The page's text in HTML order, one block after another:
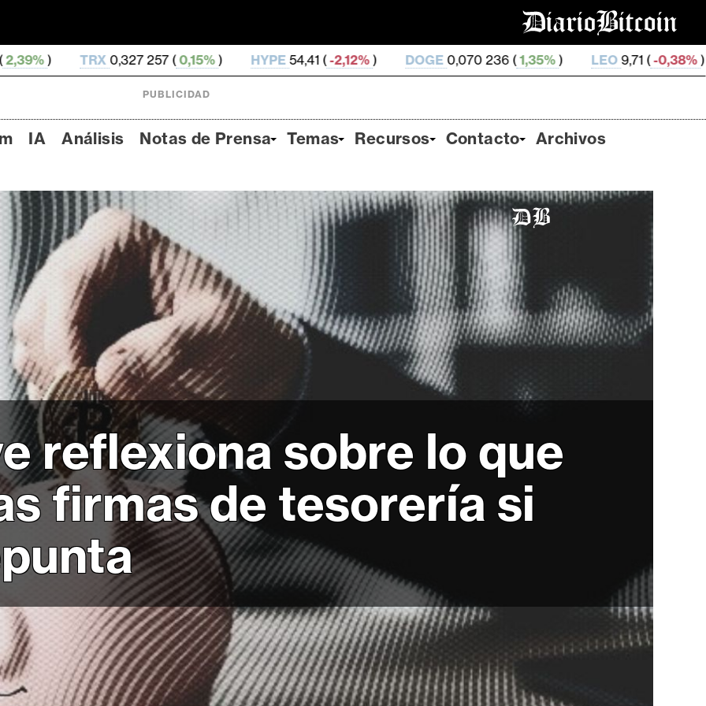
0,327 257 ( 0,15%) HYPE54,41 (-2,12%) DOGE0,070 236 (1,35%) LEO9,71 (-0,38%) ZEC505,65 (
PUBLICIDAD
IA Análisis Notas de Prensa Temas Recursos Contacto Archivos
reflexiona sobre lo que
firmas de tesorería si